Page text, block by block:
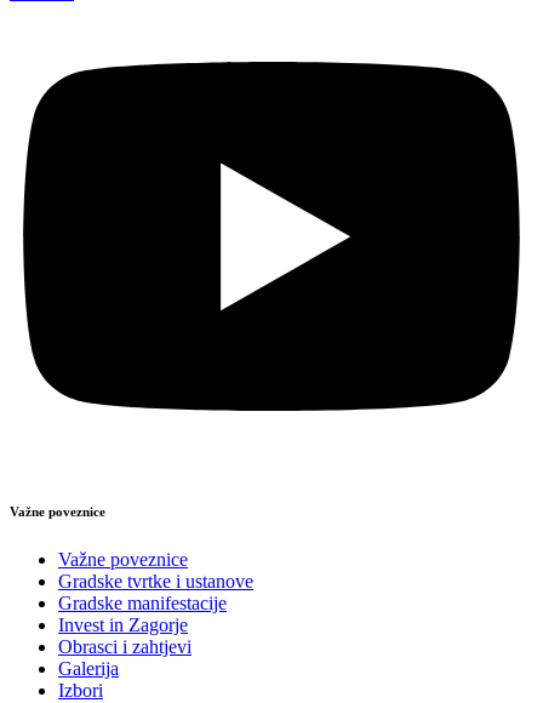
Važne poveznice
Važne poveznice
Gradske tvrtke i ustanove
Gradske manifestacije
Invest in Zagorje
Obrasci i zahtjevi
Galerija
Izbori